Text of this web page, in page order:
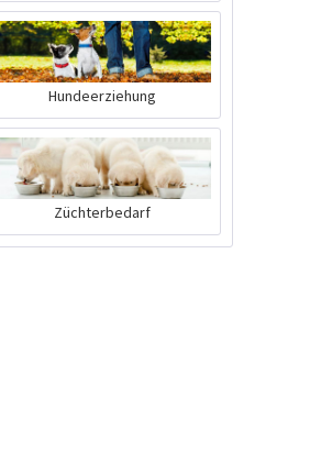
Hundeerziehung
Züchterbedarf